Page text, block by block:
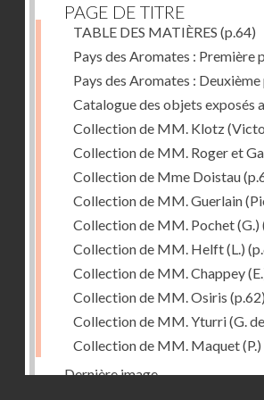
PAGE DE TITRE
TABLE DES MATIÈRES (p.64)
Pays des Aromates : Première
Pays des Aromates :
Catalogue des objets exposés
Collection de MM. Klotz
Collection de MM. Roger et
Collection de Mme Doistau
Collection de MM. Guerlain
Collection de MM. Pochet (G.)
Collection de MM. Helft (L.)
Collection de MM. Chappey
Collection de MM. Osiris (p.62)
Collection de MM. Yturri (G.
Collection de MM. Maquet (P.)
Dernière image